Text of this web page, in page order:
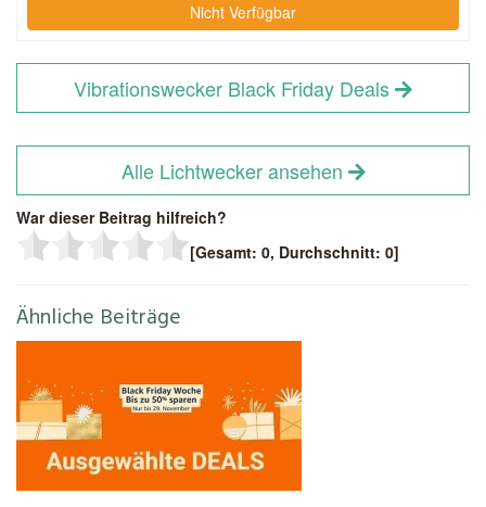
Nicht Verfügbar
Vibrationswecker Black Friday Deals
Alle Lichtwecker ansehen
War dieser Beitrag hilfreich?
[Gesamt: 0, Durchschnitt: 0]
Ähnliche Beiträge